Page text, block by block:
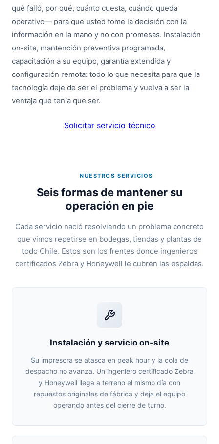
qué falló, por qué, cuánto cuesta, cuándo queda
operativo— para que usted tome la decisión con la
información en la mano y no con promesas. Instalación
on-site, mantención preventiva programada,
capacitación a su equipo, garantía extendida y
configuración remota: todo lo que necesita para que la
tecnología deje de ser el problema y vuelva a ser la
ventaja que tenía que ser.
Solicitar servicio técnico
NUESTROS SERVICIOS
Seis formas de mantener su
operación en pie
Cada servicio nació resolviendo un problema concreto
que vimos repetirse en bodegas, tiendas y plantas de
todo Chile. Estos son los frentes donde ingenieros
certificados Zebra y Honeywell le cubren las espaldas.
Instalación y servicio on-site
Su impresora se atasca en peak hour y la cola de
despacho no avanza. Un ingeniero certificado Zebra
y Honeywell llega a terreno el mismo día con
repuestos originales de fábrica y deja el equipo
operando antes del cierre de turno.